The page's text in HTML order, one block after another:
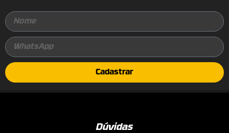
Cadastrar
Dúvidas